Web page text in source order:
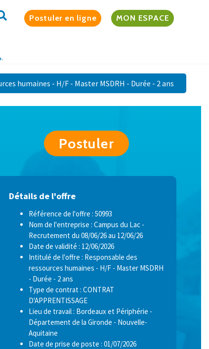
Postuler en ligne MON ESPACE
humaines - H/F - Master MSDRH - Durée - 2 ans
Postuler
Détails de l'offre
Référence de l'offre : 50993
Nom de l'entreprise : Campus du Lac -
Recrutement du 08/06/26 au 12/06/26
Date de validité : 12/06/2026
Intitulé de l'offre : Responsable des
ressources humaines - H/F - Master MSDRH
- Durée - 2 ans
Type de contrat : CONTRAT
D'APPRENTISSAGE
Lieu de travail : Bordeaux et Périphérie -
Département de la Gironde - Nouvelle-
Aquitaine
Date de prise de poste : 01/07/2026